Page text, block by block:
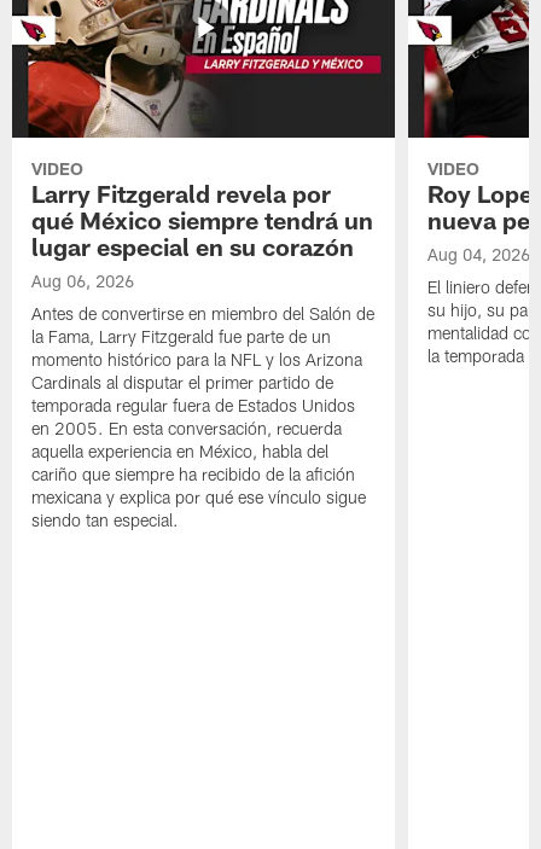
VIDEO
Larry Fitzgerald revela por
qué México siempre tendrá un
lugar especial en su corazón
Aug 06, 2026
Antes de convertirse en miembro del Salón de
la Fama, Larry Fitzgerald fue parte de un
momento histórico para la NFL y los Arizona
Cardinals al disputar el primer partido de
temporada regular fuera de Estados Unidos
en 2005. En esta conversación, recuerda
aquella experiencia en México, habla del
cariño que siempre ha recibido de la afición
mexicana y explica por qué ese vínculo sigue
siendo tan especial.
VIDEO
Roy
nueva
Aug 04, 2026
El liniero
su hijo, su
mentalidad
la temporada